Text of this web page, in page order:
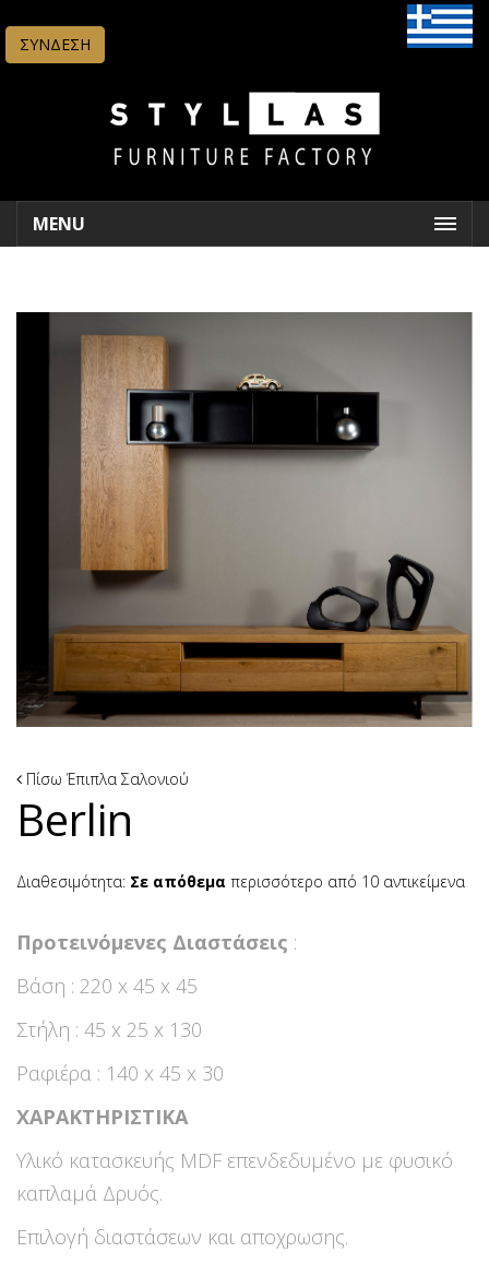
ΣΥΝΔΕΣΗ
MENU
Πίσω Έπιπλα Σαλονιού
Berlin
Διαθεσιμότητα: Σε απόθεμα περισσότερο από 10 αντικείμενα
Προτεινόμενες Διαστάσεις :
Βάση : 220 x 45 x 45
Στήλη : 45 x 25 x 130
Ραφιέρα : 140 x 45 x 30
ΧΑΡΑΚΤΗΡΙΣΤΙΚΑ
Υλικό κατασκευής MDF επενδεδυμένο με φυσικό
καπλαμά Δρυός.
Επιλογή διαστάσεων και αποχρωσης.